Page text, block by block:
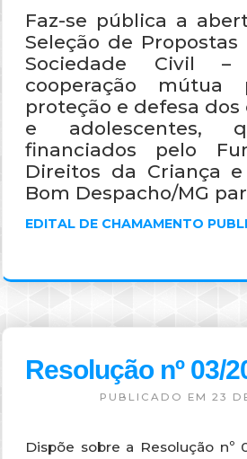
Faz-se pública a
Seleção de
Sociedade Civil
cooperação mútua
proteção e defesa
e adolescentes,
financiados pelo
Direitos da Criança
Bom Despacho/MG
EDITAL DE CHAMAMENTO
Resolução nº 03/
PUBLICADO EM 23
Dispõe sobre a Resolução nº